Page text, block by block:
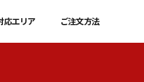
応エリア ご注文方法